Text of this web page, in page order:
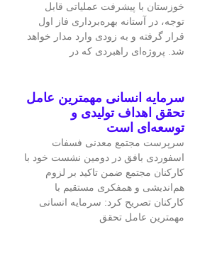
خوزستان با پیشرفت عملیاتی قابل‌
توجه، در آستانه بهره‌برداری فاز اول
قرار گرفته و به‌ زودی وارد مدار خواهد
شد. پروژه‌ای راهبردی که در
سرمایه انسانی مهمترین عامل
تحقق اهداف تولیدی و
توسعه‌ای است
سرپرست مجتمع معدنی فسفات
اسفوردی بافق در دومین نشست خود با
کارکنان مجتمع ضمن تاکید بر لزوم
هم‌اندیشی و همفکری مستقیم با
کارکنان تصریح کرد: سرمایه انسانی
مهمترین عامل تحقق